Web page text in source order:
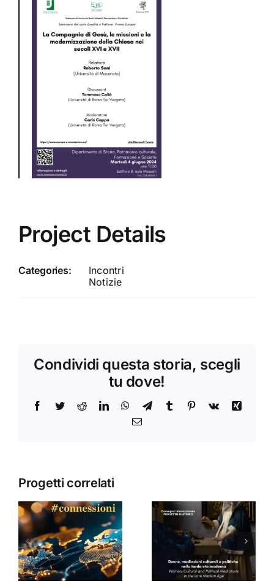
Project Details
Categories:
Incontri
Notizie
Condividi questa storia, scegli
tu dove!
Facebook
TwitterRedditLinkedInWhatsApp
TelegramTumblr Pinterest
Vk
Xing
Email
Progetti correlati
Donne,
mediazioni
culturali e
politiche
nella tarda
Seminario
di Arabella
Sinclair